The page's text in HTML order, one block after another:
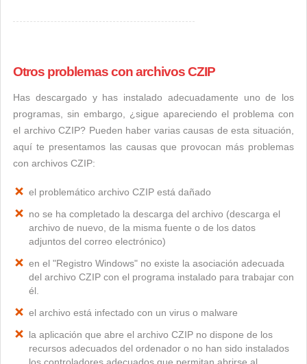
Otros problemas con archivos CZIP
Has descargado y has instalado adecuadamente uno de los
programas, sin embargo, ¿sigue apareciendo el problema con
el archivo CZIP? Pueden haber varias causas de esta situación,
aquí te presentamos las causas que provocan más problemas
con archivos CZIP:
el problemático archivo CZIP está dañado
no se ha completado la descarga del archivo (descarga el
archivo de nuevo, de la misma fuente o de los datos
adjuntos del correo electrónico)
en el "Registro Windows" no existe la asociación adecuada
del archivo CZIP con el programa instalado para trabajar con
él.
el archivo está infectado con un virus o malware
la aplicación que abre el archivo CZIP no dispone de los
recursos adecuados del ordenador o no han sido instalados